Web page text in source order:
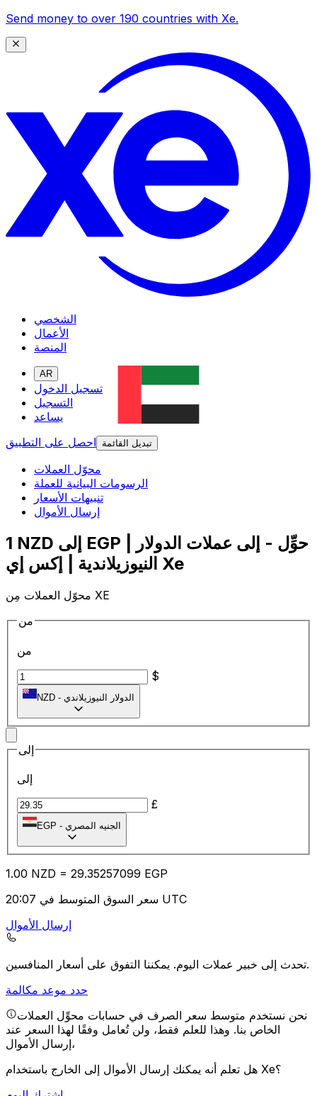
Send money to over 190 countries with Xe.
الشخصي
الأعمال
المنصة
AR
تسجيل الدخول
التسجيل
يساعد
احصل على التطبيق
تبديل القائمة
محوّل العملات
الرسومات البيانية للعملة
تنبيهات الأسعار
إرسال الأموال
1 NZD إلى EGP | حوِّل - إلى عملات الدولار
النيوزيلاندية | إكس إي Xe
محوّل العملات مِن XE
من
من
$
NZD - الدولار النيوزيلاندي
إلى
إلى
£
EGP - الجنيه المصري
1.00 NZD = 29.35257099 EGP
سعر السوق المتوسط في 20:07 UTC
إرسال الأموال
تحدث إلى خبير عملات اليوم.يمكننا التفوق على أسعار المنافسين.
حدد موعد مكالمة
نحن نستخدم متوسط سعر الصرف في حسابات محوِّل العملات
الخاص بنا. وهذا للعلم فقط، ولن تُعامل وفقًا لهذا السعر عند
إرسال الأموال،
هل تعلم أنه يمكنك إرسال الأموال إلى الخارج باستخدام Xe؟